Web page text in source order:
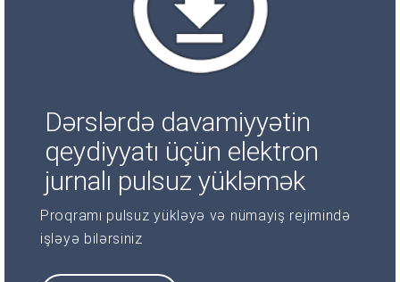
Dərslərdə davamiyyətin
qeydiyyatı üçün elektron
jurnalı pulsuz yükləmək
Proqramı pulsuz yükləyə və nümayiş rejimində
işləyə bilərsiniz